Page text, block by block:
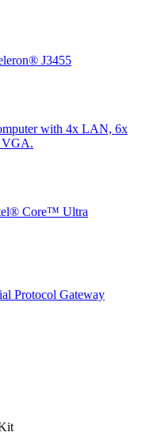
J3455
with 4x LAN, 6x
VGA.
Core™ Ultra
Protocol Gateway